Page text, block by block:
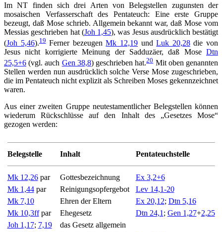
Im NT finden sich drei Arten von Belegstellen zugunsten der
mosaischen Verfasserschaft des Pentateuch: Eine erste Gruppe
bezeugt, daß Mose schrieb. Allgemein bekannt war, daß Mose vom
Messias geschrieben hat (Joh 1,45), was Jesus ausdrücklich bestätigt
(Joh 5,46).19Ferner bezeugenMk 12,19 undLuk 20,28die von
Jesus nicht korrigierte Meinung der Sadduzäer, daß Mose Dtn
25,5+6 (vgl. auch Gen 38,8) geschrieben hat.20Mit oben genannten
Stellen werden nun ausdrücklich solche Verse Mose zugeschrieben,
die im Pentateuch nicht explizit als Schreiben Moses gekennzeichnet
waren.
Aus einer zweiten Gruppe neutestamentlicher Belegstellen können
wiederum Rückschlüsse auf den Inhalt des „Gesetzes Mose“
gezogen werden:
Belegstelle Inhalt Pentateuchstelle
Mk 12,26par Gottesbezeichnung
Ex 3,2+6
Mk 1,44par Reinigungsopfergebot
Lev 14,1-20
Mk 7,10
Ehren der Eltern Ex 20,12; Dtn 5,16
Mk 10,3ffpar Ehegesetz Dtn 24,1 ; Gen 1,27+2,25
Joh 1,17; 7,19
das Gesetz allgemein